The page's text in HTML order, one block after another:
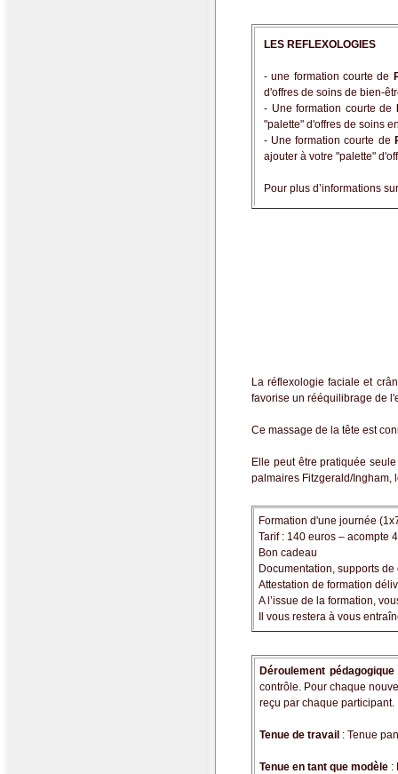
LES REFLEXOLOGIES
- une formation courte de
d'offres de soins de bien-
- Une formation courte de
"palette" d'offres de soins
- Une formation courte de
ajouter à votre "palette"
Pour plus d’informations
La réflexologie faciale et
favorise un rééquilibrage de
Ce massage de la tête est
Elle peut être pratiquée
palmaires Fitzgerald/Ingham,
Formation d'une journée
Tarif : 140 euros – acompte
Bon cadeau
Documentation, supports
Attestation de formation
A l’issue de la formation,
Il vous restera à vous
Déroulement pédagogique
contrôle. Pour chaque
reçu par chaque participant.
Tenue de travail : Tenue
Tenue en tant que modèle :